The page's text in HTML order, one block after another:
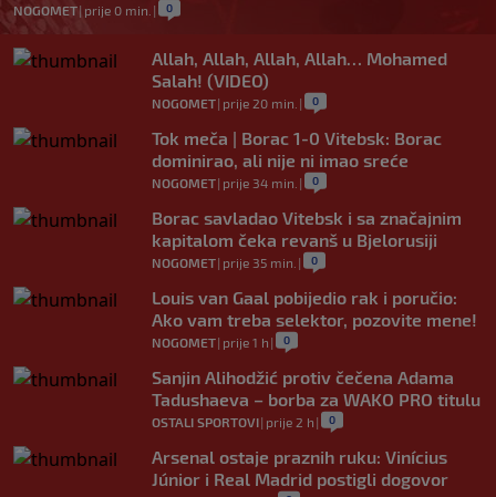
NOGOMET| prije 0 min. | 0
Allah, Allah, Allah, Allah… Mohamed
Salah! (VIDEO)
NOGOMET| prije 20 min. | 0
Tok meča | Borac 1-0 Vitebsk: Borac
dominirao, ali nije ni imao sreće
NOGOMET| prije 34 min. | 0
Borac savladao Vitebsk i sa značajnim
kapitalom čeka revanš u Bjelorusiji
NOGOMET| prije 35 min. | 0
Louis van Gaal pobijedio rak i poručio:
Ako vam treba selektor, pozovite mene!
NOGOMET| prije 1 h | 0
Sanjin Alihodžić protiv čečena Adama
Tadushaeva – borba za WAKO PRO titulu
OSTALI SPORTOVI| prije 2 h | 0
Arsenal ostaje praznih ruku: Vinícius
Júnior i Real Madrid postigli dogovor